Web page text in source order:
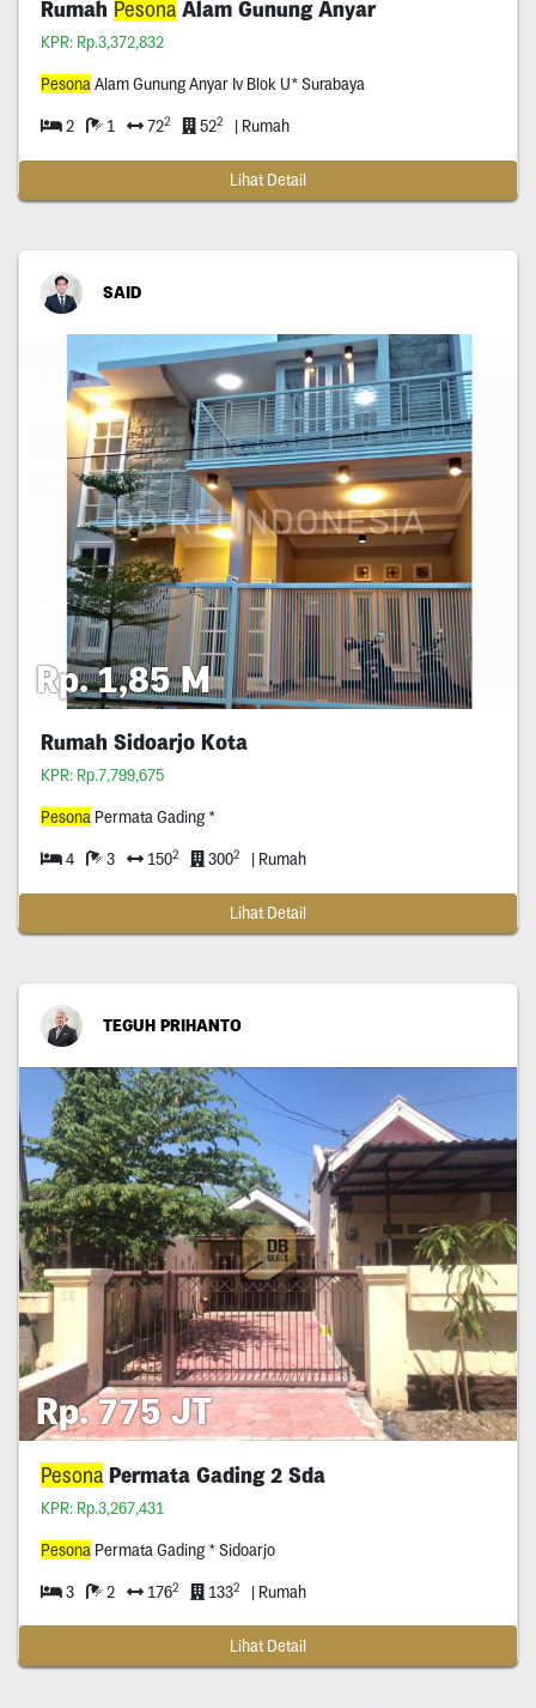
Rumah PesonaAlam Gunung Anyar
KPR: Rp.3,372,832
PesonaAlam Gunung Anyar Iv Blok U* Surabaya
2 1 722 522 | Rumah
Lihat Detail
SAID
Rp. 1,85 M
Rumah Sidoarjo Kota
KPR: Rp.7,799,675
PesonaPermata Gading *
4 3 1502 3002 | Rumah
Lihat Detail
TEGUH PRIHANTO
Rp. 775 JT
PesonaPermata Gading 2 Sda
KPR: Rp.3,267,431
Pesona Permata Gading * Sidoarjo
3 2 1762 1332 | Rumah
Lihat Detail